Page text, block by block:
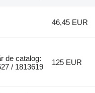
46,45 EUR
de catalog:
/ 1813619
125 EUR